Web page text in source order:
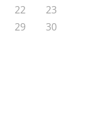
22
23
29
30